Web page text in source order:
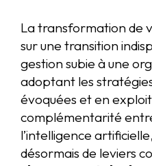
La transformation de
sur une transition
gestion subie à une
adoptant les
évoquées et en
complémentarité
l’intelligence
désormais de leviers